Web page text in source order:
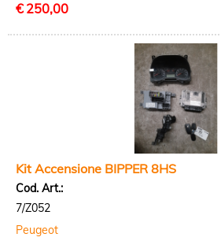
€ 250,00
Kit Accensione BIPPER 8HS
Cod. Art.:
7/Z052
Peugeot